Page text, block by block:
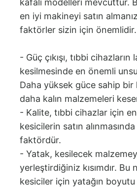
en iyi makineyi satın
faktörler sizin için önemlidir.
- Güç çıkışı, tıbbi cihazların
kesilmesinde en önemli
Daha yüksek güce sahip bir
daha kalın malzemeleri
- Kalite, tıbbi cihazlar için
kesicilerin satın
faktördür.
- Yatak, kesilecek
yerleştirdiğiniz kısımdır. Bu
kesiciler için yatağın